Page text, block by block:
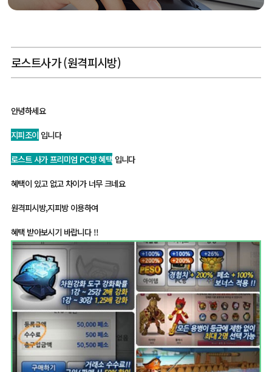
로스트사가 (원격피시방)
안녕하세요
지피조이 입니다
로스트 사가 프리미엄 PC방 혜택 입니다
혜택이 있고 없고 차이가 너무 크네요
원격피시방,지피방 이용하여
혜택 받아보시기 바랍니다 !!